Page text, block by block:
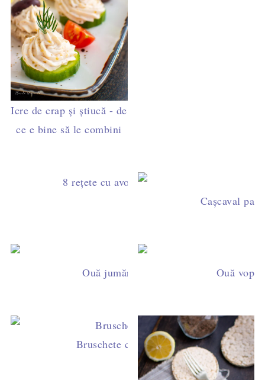
Icre de crap și știucă - de
ce e bine să le combini
8 rețete cu avocado perfecte la micul dejun
Cașcaval
Ouă jumări, scrob, papară sauOuă
Bruschete cu pesto de leurdă, roșii